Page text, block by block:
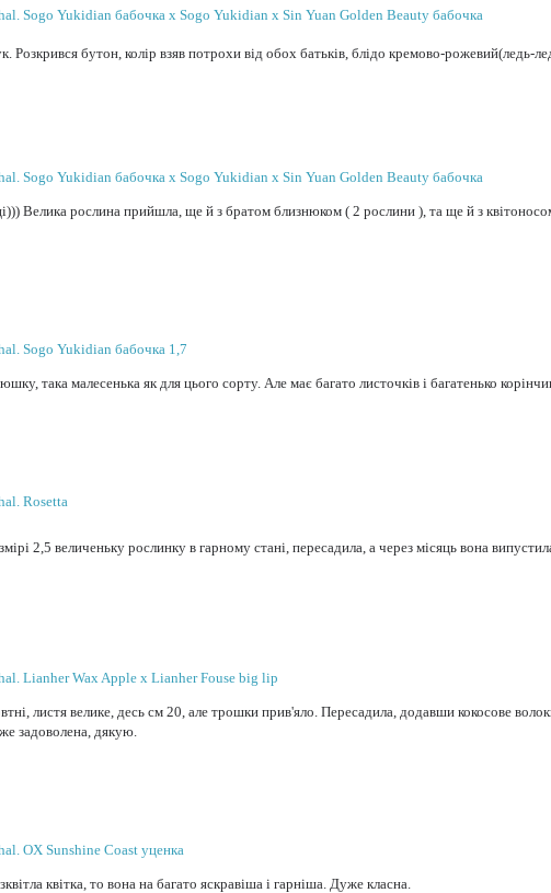
Sogo Yukidian бабочка x Sogo Yukidian x Sin Yuan Golden Beauty бабочка
Розкрився бутон, колір взяв потрохи від обох батьків, блідо кремово-рожевий(ледь-
Sogo Yukidian бабочка x Sogo Yukidian x Sin Yuan Golden Beauty бабочка
Велика рослина прийшла, ще й з братом близнюком ( 2 рослини ), та ще й з
Sogo Yukidian бабочка 1,7
така малесенька як для цього сорту. Але має багато листочків і багатенько
Rosetta
2,5 величеньку рослинку в гарному стані, пересадила, а через місяць вона
Lianher Wax Apple x Lianher Fouse big lip
листя велике, десь см 20, але трошки прив'яло. Пересадила, додавши кокосове
задоволена, дякую.
OX Sunshine Coast уценка
квітка, то вона на багато яскравіша і гарніша. Дуже класна.